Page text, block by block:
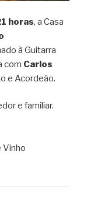
horas, a Casa
à Guitarra
com Carlos
e Acordeão.
e familiar.
Vinho